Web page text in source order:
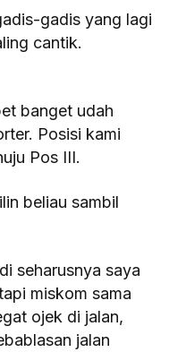
gadis yang lagi
cantik.
banget udah
Posisi kami
Pos III.
beliau sambil
seharusnya saya
miskom sama
ojek di jalan,
jalan